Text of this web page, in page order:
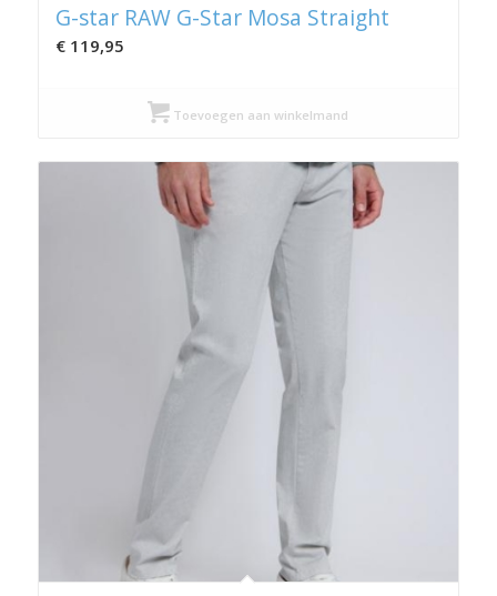
G-star RAW G-Star Mosa Straight
€119,95
Toevoegen aan winkelmand